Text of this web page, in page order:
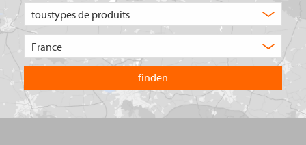
de
recherchez-
vous
?
pays
dans
lequel
vous
souhaitez